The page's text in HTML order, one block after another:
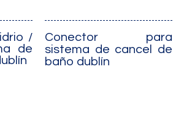
/
de
Conector para
sistema de cancel de
baño dublín